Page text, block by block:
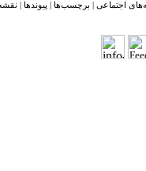
اجتماعی برچسب‌ها پیوندها